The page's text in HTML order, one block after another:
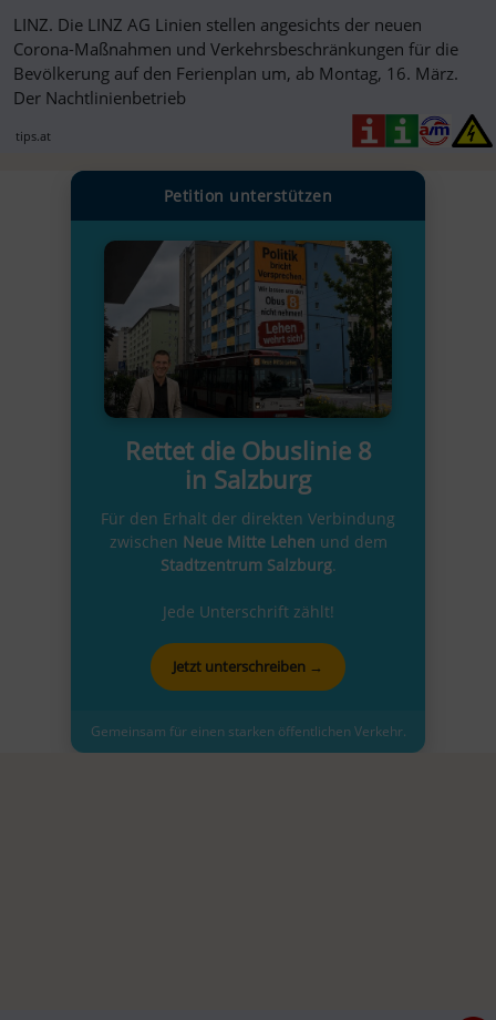
LINZ. Die LINZ AG Linien stellen angesichts der neuen
Corona-Maßnahmen und Verkehrsbeschränkungen für die
Bevölkerung auf den Ferienplan um, ab Montag, 16. März.
Der Nachtlinienbetrieb
tips.at
Petition unterstützen
Rettet die Obuslinie 8
in Salzburg
Für den Erhalt der direkten Verbindung
zwischen Neue Mitte Lehen und dem
Stadtzentrum Salzburg.
Jede Unterschrift zählt!
Jetzt unterschreiben →
Gemeinsam für einen starken öffentlichen Verkehr.